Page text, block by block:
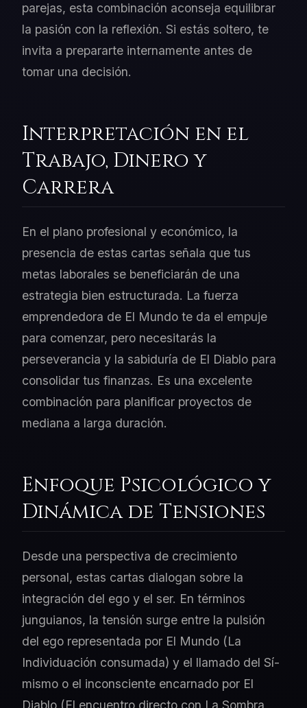
parejas, esta combinación aconseja equilibrar
la pasión con la reflexión. Si estás soltero, te
invita a prepararte internamente antes de
tomar una decisión.
Interpretación en el
Trabajo, Dinero y
Carrera
En el plano profesional y económico, la
presencia de estas cartas señala que tus
metas laborales se beneficiarán de una
estrategia bien estructurada. La fuerza
emprendedora de El Mundo te da el empuje
para comenzar, pero necesitarás la
perseverancia y la sabiduría de El Diablo para
consolidar tus finanzas. Es una excelente
combinación para planificar proyectos de
mediana a larga duración.
Enfoque Psicológico y
Dinámica de Tensiones
Desde una perspectiva de crecimiento
personal, estas cartas dialogan sobre la
integración del ego y el ser. En términos
junguianos, la tensión surge entre la pulsión
del ego representada por El Mundo (La
Individuación consumada) y el llamado del Sí-
mismo o el inconsciente encarnado por El